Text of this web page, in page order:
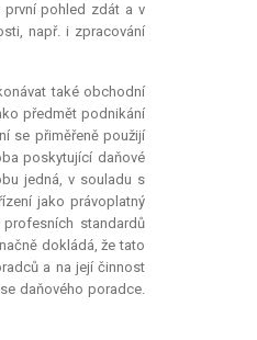
první pohled zdát a v
např. i zpracování
také obchodní
předmět podnikání
se přiměřeně použijí
poskytující daňové
jedná, v souladu s
jako právoplatný
standardů
dokládá, že tato
a na její činnost
daňového poradce.